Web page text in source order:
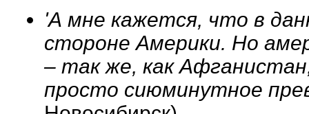
'А мне кажется, что в
стороне Америки. Но
– так же, как
просто сиюминутное